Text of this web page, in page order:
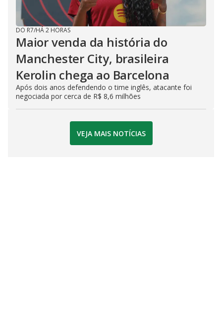
DO R7/HÁ 2 HORAS
Maior venda da história do
Manchester City, brasileira
Kerolin chega ao Barcelona
Após dois anos defendendo o time inglês, atacante foi
negociada por cerca de R$ 8,6 milhões
VEJA MAIS NOTÍCIAS